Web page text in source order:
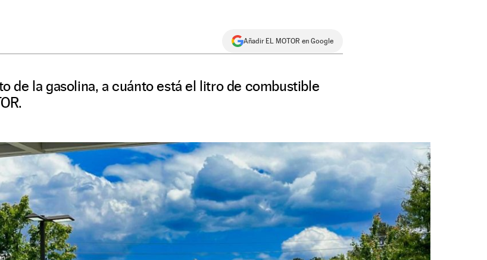
Añadir EL MOTOR en Google
de la gasolina, a cuánto está el litro de combustible